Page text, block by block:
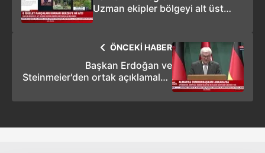
Uzman ekipler bölgeyi alt üst
mi bıraktı?
ÖNCEKİ HABER
Başkan Erdoğan ve
Steinmeier'den ortak açıklamalar!